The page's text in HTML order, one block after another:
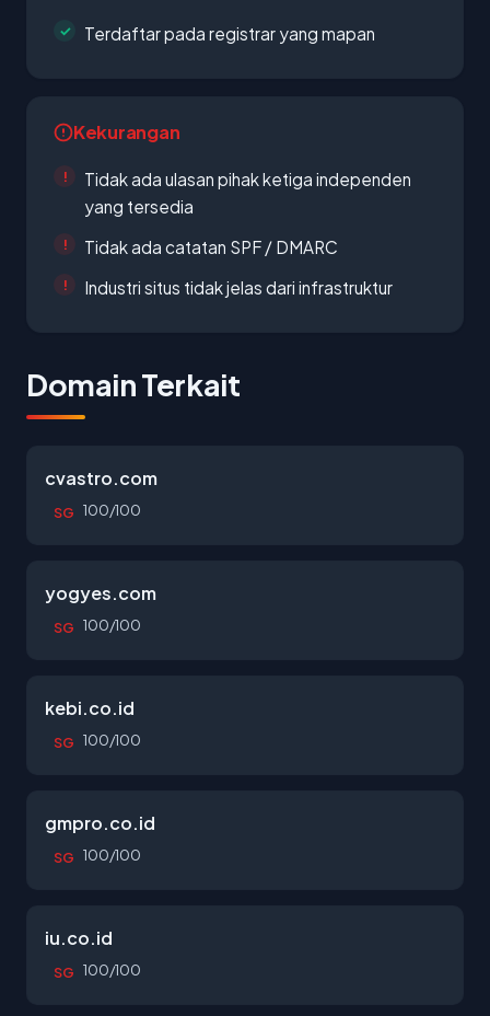
Terdaftar pada registrar yang mapan
Kekurangan
Tidak ada ulasan pihak ketiga independen
yang tersedia
Tidak ada catatan SPF / DMARC
Industri situs tidak jelas dari infrastruktur
Domain Terkait
cvastro.com
SG 100/100
yogyes.com
SG 100/100
kebi.co.id
SG 100/100
gmpro.co.id
SG 100/100
iu.co.id
SG 100/100